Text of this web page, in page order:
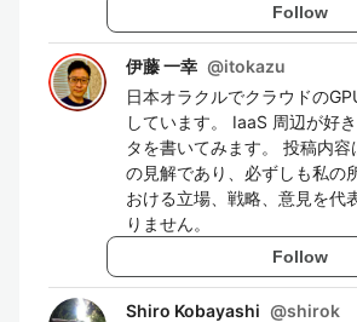
Follow
伊藤 一幸 @itokazu
日本オラクルでクラウドの
しています。 IaaS 周辺が好
タを書いてみます。 投稿内
の見解であり、必ずしも私の
おける立場、戦略、意見を代
りません。
Follow
Shiro Kobayashi @shirok